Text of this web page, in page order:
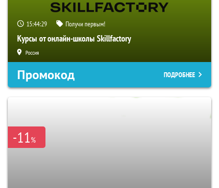
15:44:29 Получи первым!
Курсы от онлайн-школы Skillfactory
Россия
Промокод ПОДРОБНЕЕ
-11%